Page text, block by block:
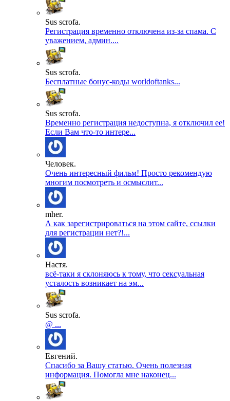
Sus scrofa.
Регистрация временно отключена из-за спама. С
уважением, админ....
Sus scrofa.
Бесплатные бонус-коды worldoftanks...
Sus scrofa.
Временно регистрация недоступна, я отключил ее!
Если Вам что-то интере...
Человек.
Очень интересный фильм! Просто рекомендую
многим посмотреть и осмыслит...
mher.
А как зарегистрироваться на этом сайте, ссылки
для регистрации нет?!...
Настя.
всё-таки я склоняюсь к тому, что сексуальная
усталость возникает на эм...
Sus scrofa.
@ ...
Евгений.
Спасибо за Вашу статью. Очень полезная
информация. Помогла мне наконец...